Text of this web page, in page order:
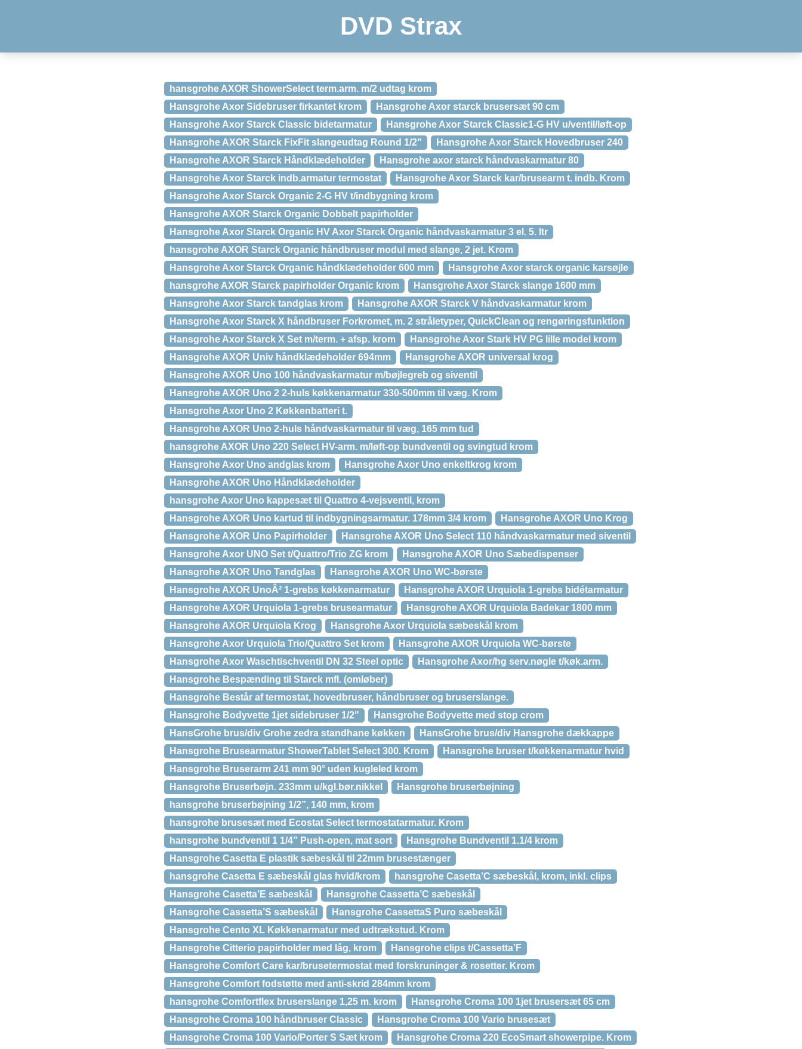
DVD Strax
hansgrohe AXOR ShowerSelect term.arm. m/2 udtag krom
Hansgrohe Axor Sidebruser firkantet krom
Hansgrohe Axor starck brusersæt 90 cm
Hansgrohe Axor Starck Classic bidetarmatur
Hansgrohe Axor Starck Classic1-G HV u/ventil/løft-op
Hansgrohe AXOR Starck FixFit slangeudtag Round 1/2"
Hansgrohe Axor Starck Hovedbruser 240
Hansgrohe AXOR Starck Håndklædeholder
Hansgrohe axor starck håndvaskarmatur 80
Hansgrohe Axor Starck indb.armatur termostat
Hansgrohe Axor Starck kar/brusearm t. indb. Krom
Hansgrohe Axor Starck Organic 2-G HV t/indbygning krom
Hansgrohe AXOR Starck Organic Dobbelt papirholder
Hansgrohe Axor Starck Organic HV Axor Starck Organic håndvaskarmatur 3 el. 5. ltr
hansgrohe AXOR Starck Organic håndbruser modul med slange, 2 jet. Krom
Hansgrohe Axor Starck Organic håndklædeholder 600 mm
Hansgrohe Axor starck organic karsøjle
hansgrohe AXOR Starck papirholder Organic krom
Hansgrohe Axor Starck slange 1600 mm
Hansgrohe Axor Starck tandglas krom
Hansgrohe AXOR Starck V håndvaskarmatur krom
Hansgrohe Axor Starck X håndbruser Forkromet, m. 2 stråletyper, QuickClean og rengøringsfunktion
Hansgrohe Axor Starck X Set m/term. + afsp. krom
Hansgrohe Axor Stark HV PG lille model krom
Hansgrohe AXOR Univ håndklædeholder 694mm
Hansgrohe AXOR universal krog
Hansgrohe AXOR Uno 100 håndvaskarmatur m/bøjlegreb og siventil
Hansgrohe AXOR Uno 2 2-huls køkkenarmatur 330-500mm til væg. Krom
Hansgrohe Axor Uno 2 Køkkenbatteri t.
Hansgrohe AXOR Uno 2-huls håndvaskarmatur til væg, 165 mm tud
hansgrohe AXOR Uno 220 Select HV-arm. m/løft-op bundventil og svingtud krom
Hansgrohe Axor Uno andglas krom
Hansgrohe Axor Uno enkeltkrog krom
Hansgrohe AXOR Uno Håndklædeholder
hansgrohe Axor Uno kappesæt til Quattro 4-vejsventil, krom
Hansgrohe AXOR Uno kartud til indbygningsarmatur. 178mm 3/4 krom
Hansgrohe AXOR Uno Krog
Hansgrohe AXOR Uno Papirholder
Hansgrohe AXOR Uno Select 110 håndvaskarmatur med siventil
Hansgrohe Axor UNO Set t/Quattro/Trio ZG krom
Hansgrohe AXOR Uno Sæbedispenser
Hansgrohe AXOR Uno Tandglas
Hansgrohe AXOR Uno WC-børste
Hansgrohe AXOR UnoÂ² 1-grebs køkkenarmatur
Hansgrohe AXOR Urquiola 1-grebs bidétarmatur
Hansgrohe AXOR Urquiola 1-grebs brusearmatur
Hansgrohe AXOR Urquiola Badekar 1800 mm
Hansgrohe AXOR Urquiola Krog
Hansgrohe Axor Urquiola sæbeskål krom
Hansgrohe Axor Urquiola Trio/Quattro Set krom
Hansgrohe AXOR Urquiola WC-børste
Hansgrohe Axor Waschtischventil DN 32 Steel optic
Hansgrohe Axor/hg serv.nøgle t/køk.arm.
Hansgrohe Bespænding til Starck mfl. (omløber)
Hansgrohe Består af termostat, hovedbruser, håndbruser og bruserslange.
Hansgrohe Bodyvette 1jet sidebruser 1/2"
Hansgrohe Bodyvette med stop crom
HansGrohe brus/div Grohe zedra standhane køkken
HansGrohe brus/div Hansgrohe dækkappe
Hansgrohe Brusearmatur ShowerTablet Select 300. Krom
Hansgrohe bruser t/køkkenarmatur hvid
Hansgrohe Bruserarm 241 mm 90° uden kugleled krom
Hansgrohe Bruserbøjn. 233mm u/kgl.bør.nikkel
Hansgrohe bruserbøjning
hansgrohe bruserbøjning 1/2”, 140 mm, krom
hansgrohe brusesæt med Ecostat Select termostatarmatur. Krom
hansgrohe bundventil 1 1/4” Push-open, mat sort
Hansgrohe Bundventil 1.1/4 krom
Hansgrohe Casetta E plastik sæbeskål til 22mm brusestænger
hansgrohe Casetta E sæbeskål glas hvid/krom
hansgrohe Casetta’C sæbeskål, krom, inkl. clips
Hansgrohe Casetta’E sæbeskål
Hansgrohe Cassetta’C sæbeskål
Hansgrohe Cassetta’S sæbeskål
Hansgrohe CassettaS Puro sæbeskål
Hansgrohe Cento XL Køkkenarmatur med udtrækstud. Krom
Hansgrohe Citterio papirholder med låg, krom
Hansgrohe clips t/Cassetta’F
Hansgrohe Comfort Care kar/brusetermostat med forskruninger & rosetter. Krom
Hansgrohe Comfort fodstøtte med anti-skrid 284mm krom
hansgrohe Comfortflex bruserslange 1,25 m. krom
Hansgrohe Croma 100 1jet brusersæt 65 cm
Hansgrohe Croma 100 håndbruser Classic
Hansgrohe Croma 100 Vario brusesæt
Hansgrohe Croma 100 Vario/Porter S Sæt krom
Hansgrohe Croma 220 EcoSmart showerpipe. Krom